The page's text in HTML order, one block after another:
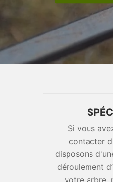
Si vous
contacter
disposons
déroulement
votre arbre,